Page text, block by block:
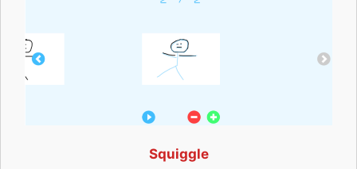
Squiggle